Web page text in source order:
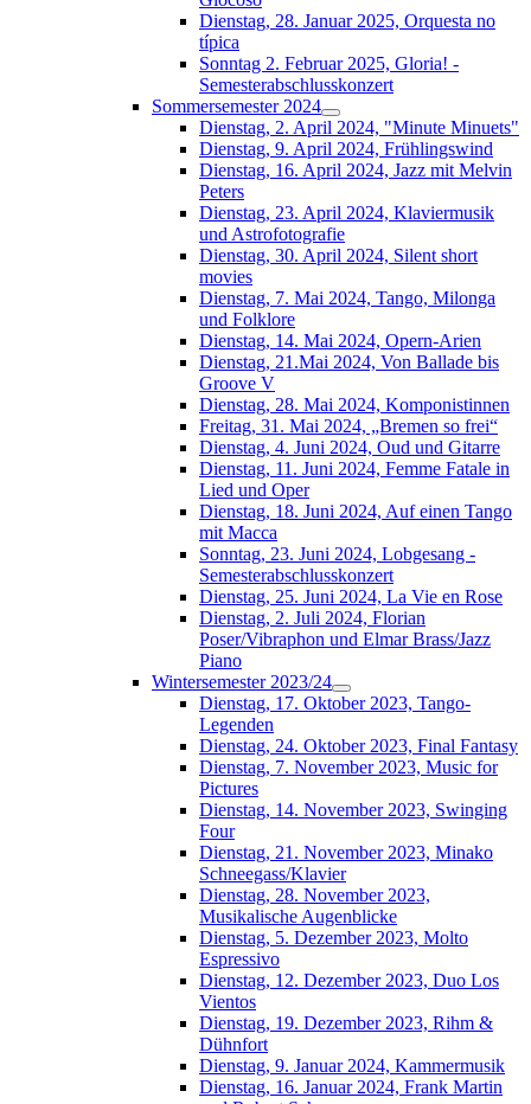
Dienstag, 28. Januar 2025, Orquesta no
típica
Sonntag 2. Februar 2025, Gloria! -
Semesterabschlusskonzert
Sommersemester 2024
Dienstag, 2. April 2024, "Minute Minuets"
Dienstag, 9. April 2024, Frühlingswind
Dienstag, 16. April 2024, Jazz mit Melvin
Peters
Dienstag, 23. April 2024, Klaviermusik
und Astrofotografie
Dienstag, 30. April 2024, Silent short
movies
Dienstag, 7. Mai 2024, Tango, Milonga
und Folklore
Dienstag, 14. Mai 2024, Opern-Arien
Dienstag, 21.Mai 2024, Von Ballade bis
Groove V
Dienstag, 28. Mai 2024, Komponistinnen
Freitag, 31. Mai 2024, „Bremen so frei“
Dienstag, 4. Juni 2024, Oud und Gitarre
Dienstag, 11. Juni 2024, Femme Fatale in
Lied und Oper
Dienstag, 18. Juni 2024, Auf einen Tango
mit Macca
Sonntag, 23. Juni 2024, Lobgesang -
Semesterabschlusskonzert
Dienstag, 25. Juni 2024, La Vie en Rose
Dienstag, 2. Juli 2024, Florian
Poser/Vibraphon und Elmar Brass/Jazz
Piano
Wintersemester 2023/24
Dienstag, 17. Oktober 2023, Tango-
Legenden
Dienstag, 24. Oktober 2023, Final Fantasy
Dienstag, 7. November 2023, Music for
Pictures
Dienstag, 14. November 2023, Swinging
Four
Dienstag, 21. November 2023, Minako
Schneegass/Klavier
Dienstag, 28. November 2023,
Musikalische Augenblicke
Dienstag, 5. Dezember 2023, Molto
Espressivo
Dienstag, 12. Dezember 2023, Duo Los
Vientos
Dienstag, 19. Dezember 2023, Rihm &
Dühnfort
Dienstag, 9. Januar 2024, Kammermusik
Dienstag, 16. Januar 2024, Frank Martin